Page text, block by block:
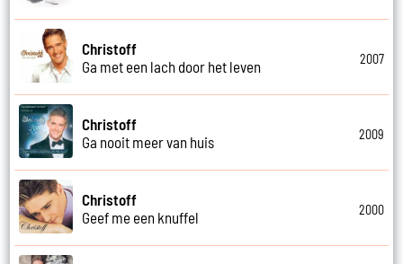
Christoff
Ga met een lach door het leven
2007
Christoff
Ga nooit meer van huis
2009
Christoff
Geef me een knuffel
2000